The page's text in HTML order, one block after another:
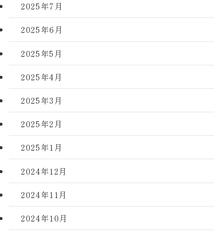
2025年7月
2025年6月
2025年5月
2025年4月
2025年3月
2025年2月
2025年1月
2024年12月
2024年11月
2024年10月